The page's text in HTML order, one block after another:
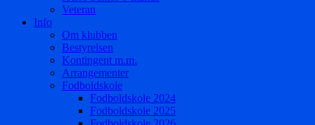
Veteran
Info
Om klubben
Bestyrelsen
Kontingent m.m.
Arrangementer
Fodboldskole
Fodboldskole 2024
Fodboldskole 2025